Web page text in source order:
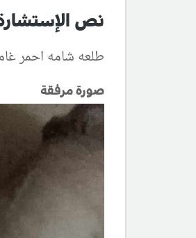
نص
طلعه شامه احمر
صورة مرفقة